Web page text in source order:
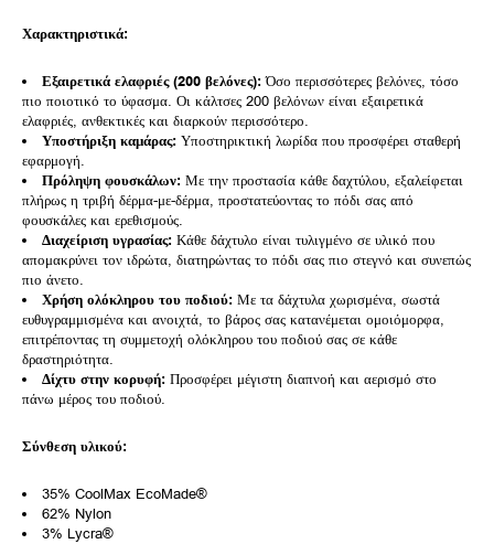
Χαρακτηριστικά:
Εξαιρετικά ελαφριές (200 βελόνες): Όσο περισσότερες βελόνες, τόσο
πιο ποιοτικό το ύφασμα. Οι κάλτσες 200 βελόνων είναι εξαιρετικά
ελαφριές, ανθεκτικές και διαρκούν περισσότερο.
Υποστήριξη καμάρας: Υποστηρικτική λωρίδα που προσφέρει σταθερή
εφαρμογή.
Πρόληψη φουσκάλων: Με την προστασία κάθε δαχτύλου, εξαλείφεται
πλήρως η τριβή δέρμα-με-δέρμα, προστατεύοντας το πόδι σας από
φουσκάλες και ερεθισμούς.
Διαχείριση υγρασίας: Κάθε δάχτυλο είναι τυλιγμένο σε υλικό που
απομακρύνει τον ιδρώτα, διατηρώντας το πόδι σας πιο στεγνό και συνεπώς
πιο άνετο.
Χρήση ολόκληρου του ποδιού: Με τα δάχτυλα χωρισμένα, σωστά
ευθυγραμμισμένα και ανοιχτά, το βάρος σας κατανέμεται ομοιόμορφα,
επιτρέποντας τη συμμετοχή ολόκληρου του ποδιού σας σε κάθε
δραστηριότητα.
Δίχτυ στην κορυφή: Προσφέρει μέγιστη διαπνοή και αερισμό στο
πάνω μέρος του ποδιού.
Σύνθεση υλικού:
35% CoolMax EcoMade®
62% Nylon
3% Lycra®